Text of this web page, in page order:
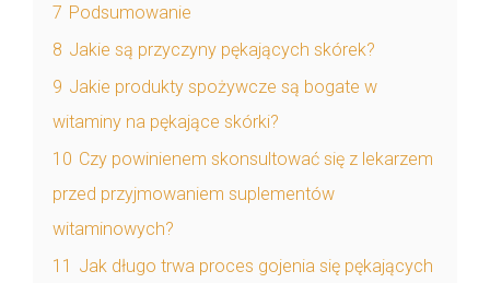
7 Podsumowanie
8 Jakie są przyczyny pękających skórek?
9 Jakie produkty spożywcze są bogate w
witaminy na pękające skórki?
10 Czy powinienem skonsultować się z lekarzem
przed przyjmowaniem suplementów
witaminowych?
11 Jak długo trwa proces gojenia się pękających